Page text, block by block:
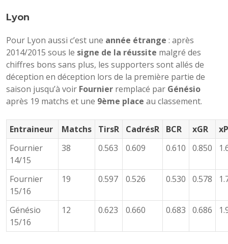
Lyon
Pour Lyon aussi c’est une année étrange : après
2014/2015 sous le signe de la réussite malgré des
chiffres bons sans plus, les supporters sont allés de
déception en déception lors de la première partie de
saison jusqu’à voir Fournier remplacé par Génésio
après 19 matchs et une 9ème place au classement.
Entraineur Matchs TirsR CadrésR BCR xGR
Fournier
14/15
38 0.563 0.609 0.610 0.850
Fournier
15/16
19 0.597 0.526 0.530 0.578
Génésio
15/16
12 0.623 0.660 0.683 0.686